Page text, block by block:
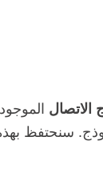
الاتصال